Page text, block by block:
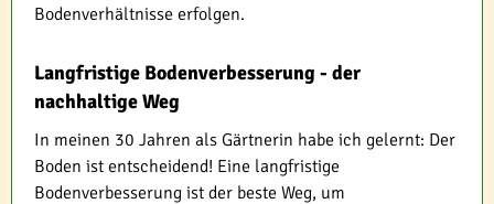
Bodenverhältnisse erfolgen.
Langfristige Bodenverbesserung - der
nachhaltige Weg
In meinen 30 Jahren als Gärtnerin habe ich gelernt: Der
Boden ist entscheidend! Eine langfristige
Bodenverbesserung ist der beste Weg, um